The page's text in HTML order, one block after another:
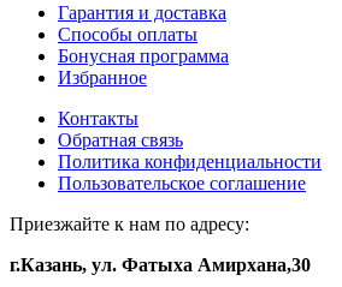
Гарантия и доставка
Способы оплаты
Бонусная программа
Избранное
Контакты
Обратная связь
Политика конфиденциальности
Пользовательское соглашение
Приезжайте к нам по адресу:
г.Казань, ул. Фатыха Амирхана,30